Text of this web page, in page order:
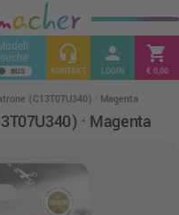
suche headset_mic
KONTAKT
person
LOGIN
shopping_cart
€ 0,00
(C13T07U340) · Magenta
· Magenta